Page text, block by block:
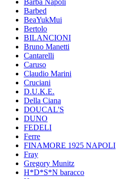
Barba Napoli
Barbed
BeaYukMui
Bertolo
BILANCIONI
Bruno Manetti
Cantarelli
Caruso
Claudio Marini
Cruciani
D.U.K.E.
Della Ciana
DOUCAL'S
DUNO
FEDELI
Ferre
FINAMORE 1925 NAPOLI
Fray
Gregory Munitz
H*D*S*N baracco